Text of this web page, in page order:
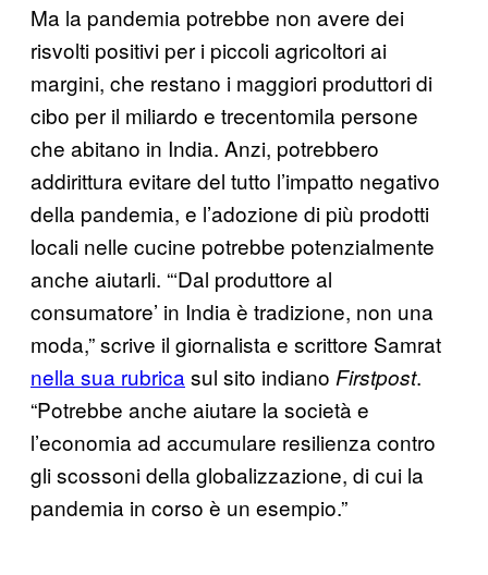
Ma la pandemia potrebbe non avere dei
risvolti positivi per i piccoli agricoltori ai
margini, che restano i maggiori produttori di
cibo per il miliardo e trecentomila persone
che abitano in India. Anzi, potrebbero
addirittura evitare del tutto l’impatto negativo
della pandemia, e l’adozione di più prodotti
locali nelle cucine potrebbe potenzialmente
anche aiutarli. “‘Dal produttore al
consumatore’ in India è tradizione, non una
moda,” scrive il giornalista e scrittore Samrat
nella sua rubrica sul sito indiano Firstpost.
“Potrebbe anche aiutare la società e
l’economia ad accumulare resilienza contro
gli scossoni della globalizzazione, di cui la
pandemia in corso è un esempio.”